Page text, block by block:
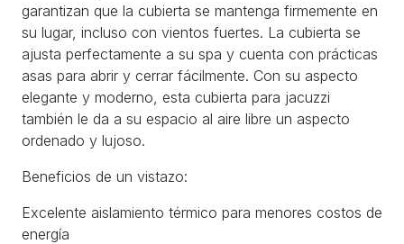
garantizan que la cubierta se mantenga firmemente en
su lugar, incluso con vientos fuertes. La cubierta se
ajusta perfectamente a su spa y cuenta con prácticas
asas para abrir y cerrar fácilmente. Con su aspecto
elegante y moderno, esta cubierta para jacuzzi
también le da a su espacio al aire libre un aspecto
ordenado y lujoso.
Beneficios de un vistazo:
Excelente aislamiento térmico para menores costos de
energía